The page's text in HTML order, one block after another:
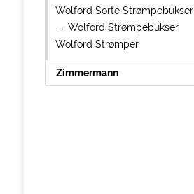
Wolford Sorte Strømpebukser
→ Wolford Strømpebukser
Wolford Strømper
Zimmermann